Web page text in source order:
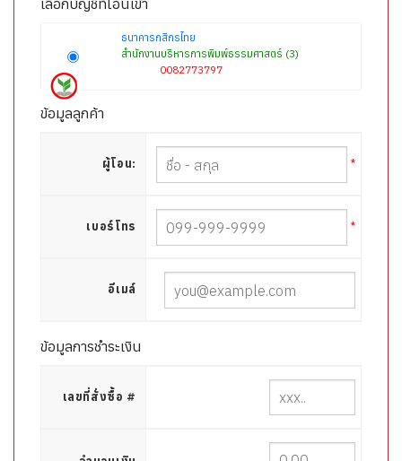
เลือกบัญชีที่โอนเข้า
ธนาคารกสิกรไทย
สำนักงานบริหารการพิมพ์ธรรมศาสตร์ (3)
0082773797
ข้อมูลลูกค้า
ผู้โอน: *
เบอร์โทร *
อีเมล์
ข้อมูลการชำระเงิน
เลขที่สั่งซื้อ #